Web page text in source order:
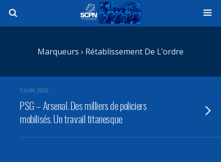
Marqueurs › Rétablissement De L’ordre
5 JUIN 2026
PSG – Arsenal. Des milliers de policiers
mobilisés. Un travail titanesque